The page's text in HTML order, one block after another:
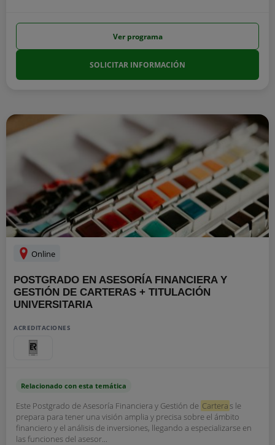
Ver programa
SOLICITAR INFORMACIÓN
Online
POSTGRADO EN ASESORÍA FINANCIERA Y
GESTIÓN DE CARTERAS + TITULACIÓN
UNIVERSITARIA
ACREDITACIONES
Relacionado con esta temática
Este Postgrado de Asesoría Financiera y Gestión de Carteras le
prepara para tener una visión amplia y precisa sobre el ámbito
financiero y el análisis de inversiones, llegando a especializarse en
las funciones del asesor...